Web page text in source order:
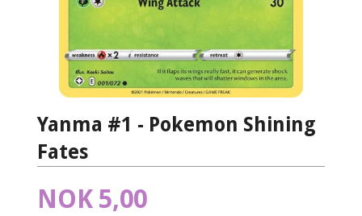
Yanma #1 - Pokemon Shining
Fates
Pris
NOK 5,00